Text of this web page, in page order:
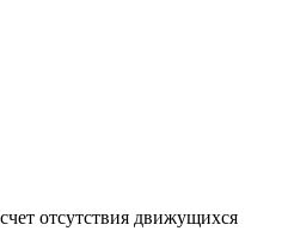
отсутствия движущихся